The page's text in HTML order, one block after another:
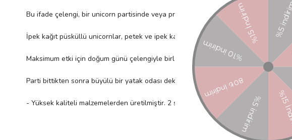
Bu ifade çelengi, bir unicorn partisinde veya prenses partisinde "Doğum Günün
İpek kağıt püsküllü unicornlar, petek ve ipek kağıt büyük çiçekler ve krep
Maksimum etki için doğum günü çelengiyle birleştirin veya parti odasında ayrı
Parti bittikten sonra büyülü bir yatak odası dekorasyonu olarak yeniden kullanmak
- Yüksek kaliteli malzemelerden üretilmiştir. 2 sıra asılan süs içerir.